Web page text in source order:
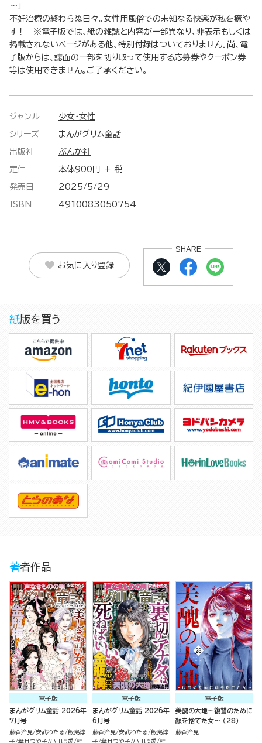
～」
不妊治療の終わらぬ日々。女性用風俗での未知なる快楽が私を癒や
す！ ※電子版では、紙の雑誌と内容が一部異なり、非表示もしくは
掲載されないページがある他、特別付録はついておりません。尚、電
子版からは、誌面の一部を切り取って使用する応募券やクーポン券
等は使用できません。ご了承ください。
ジャンル 少女・女性
シリーズ まんがグリム童話
出版社 ぶんか社
定価 本体900円 ＋ 税
発売日 2025/5/29
ISBN 4910083050754
お気に入り登録
SHARE
紙版を買う
著者作品
電子版
まんがグリム童話 2026年
7月号
藤森治見 安武わたる 飯島淳
子 葉月つや子 小田原愛 村
電子版
まんがグリム童話 2026年
6月号
藤森治見 安武わたる 飯島淳
子 葉月つや子 小田原愛 村
電子版
美醜の大地～復讐のために
顔を捨てた女～ （28）
藤森治見